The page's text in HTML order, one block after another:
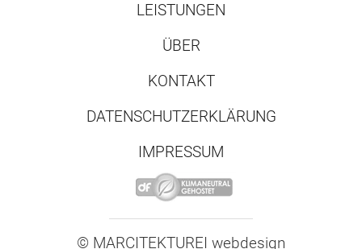
LEISTUNGEN
ÜBER
KONTAKT
DATENSCHUTZERKLÄRUNG
IMPRESSUM
© MARCITEKTUREI webdesign